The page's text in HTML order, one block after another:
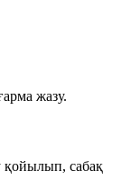
жазу.
қойылып, сабақ